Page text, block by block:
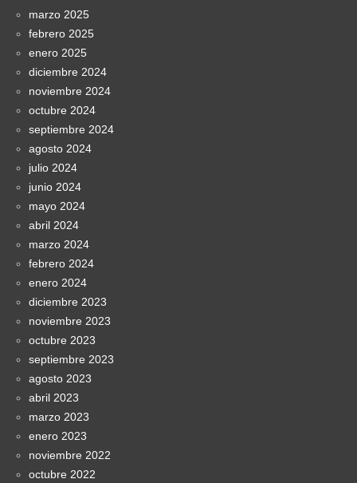
marzo 2025
febrero 2025
enero 2025
diciembre 2024
noviembre 2024
octubre 2024
septiembre 2024
agosto 2024
julio 2024
junio 2024
mayo 2024
abril 2024
marzo 2024
febrero 2024
enero 2024
diciembre 2023
noviembre 2023
octubre 2023
septiembre 2023
agosto 2023
abril 2023
marzo 2023
enero 2023
noviembre 2022
octubre 2022